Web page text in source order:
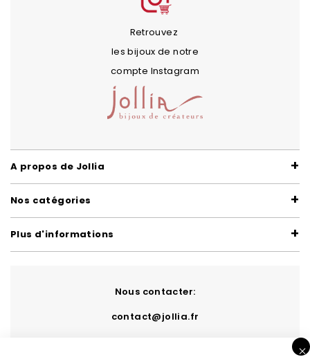
Retrouvez
les bijoux de notre
compte Instagram
A propos de Jollia
Nos catégories
Plus d'informations
Nous contacter:
contact@jollia.fr